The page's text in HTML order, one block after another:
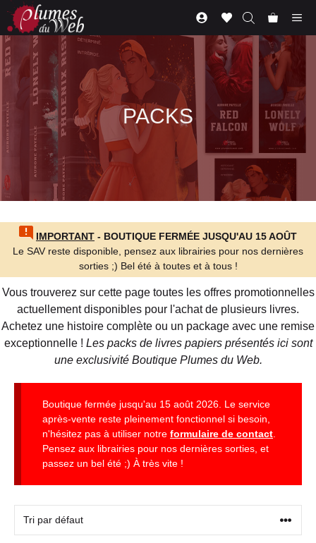
Aller
contenu
PACKS
IMPORTANT - BOUTIQUE FERMÉE JUSQU'AU 15 AOÛT
Le SAV reste disponible, pensez aux librairies pour nos dernières
sorties ;) Bel été à toutes et à tous !
Vous trouverez sur cette page toutes les offres promotionnelles
actuellement disponibles pour l'achat de plusieurs livres.
Achetez une histoire complète ou un package avec une remise
exceptionnelle ! Les packs de livres papiers présentés ici sont
une exclusivité Boutique Plumes du Web.
Boutique fermée jusqu'au 15 août 2026. Le service
après-vente reste pleinement fonctionnel si besoin,
n'hésitez pas à utiliser notre formulaire de contact
Pensez aux librairies pour nos dernières sorties, et
passez un bel été ;) À très vite !